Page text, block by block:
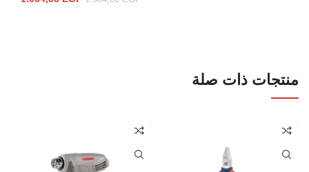
منتجات ذات صلة